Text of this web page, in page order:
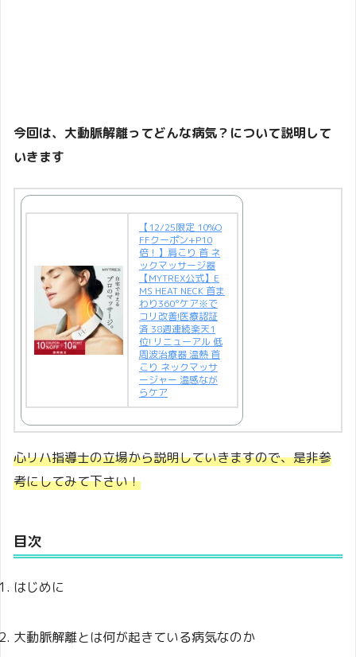
今回は、大動脈解離ってどんな病気？について説明して
いきます
【12/25限定 10%O
FFクーポン+P10
倍！】肩こり 首 ネ
ックマッサージ器
【MYTREX公式】E
MS HEAT NECK 首ま
わり360°ケア※で
コリ改善!医療認証
済 38週連続楽天1
位! リニューアル 低
周波治療器 温熱 首
こり ネックマッサ
ージャー 温感なが
らケア
心リハ指導士の立場から説明していきますので、是非参
考にしてみて下さい！
目次
はじめに
大動脈解離とは何が起きている病気なのか